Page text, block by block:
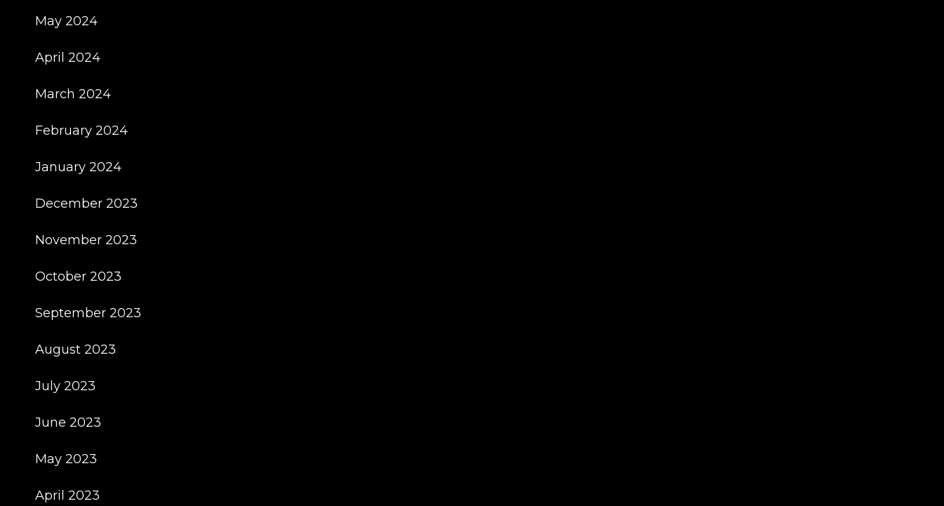
May 2024
April 2024
March 2024
February 2024
January 2024
December 2023
November 2023
October 2023
September 2023
August 2023
July 2023
June 2023
May 2023
April 2023